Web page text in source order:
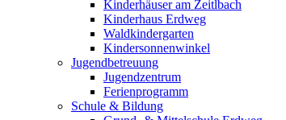
Kinderhäuser am Zeitlbach
Kinderhaus Erdweg
Waldkindergarten
Kindersonnenwinkel
Jugendbetreuung
Jugendzentrum
Ferienprogramm
Schule & Bildung